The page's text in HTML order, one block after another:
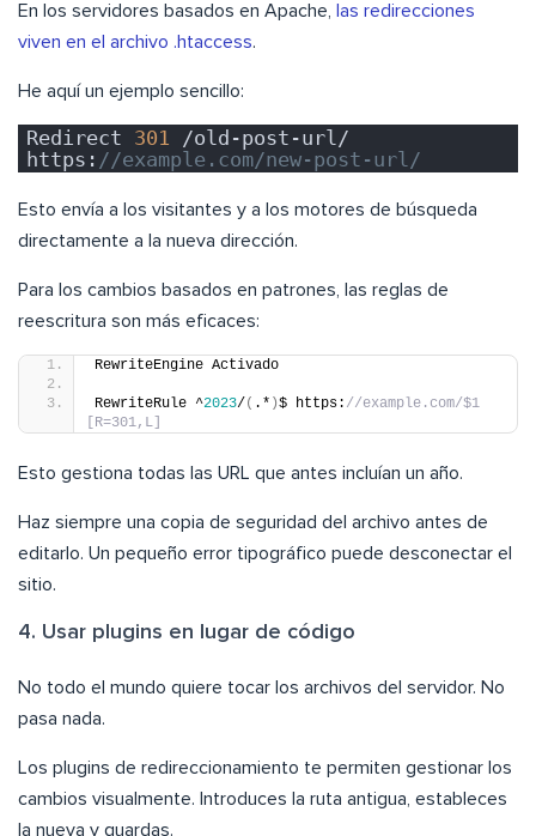
En los servidores basados en Apache,
las redirecciones
viven en el archivo .htaccess.
He aquí un ejemplo sencillo:
Redirect 301 /old-post-url/
https: //example.com/new-post-url/
Esto envía a los visitantes y a los motores de búsqueda
directamente a la nueva dirección.
Para los cambios basados en patrones, las reglas de
reescritura son más eficaces:
RewriteEngine Activado
RewriteRule ^2023/ ( .* )$ https: //example.com/$1
[R=301,L]
Esto gestiona todas las URL que antes incluían un año.
Haz siempre una copia de seguridad del archivo antes de
editarlo. Un pequeño error tipográfico puede desconectar el
sitio.
4. Usar plugins en lugar de código
No todo el mundo quiere tocar los archivos del servidor. No
pasa nada.
Los plugins de redireccionamiento te permiten gestionar los
cambios visualmente. Introduces la ruta antigua, estableces
la nueva y guardas.